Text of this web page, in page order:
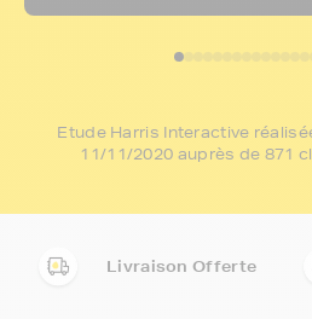
Etude Harris Interactive
11/11/2020 auprès de 871
Livraison Offerte